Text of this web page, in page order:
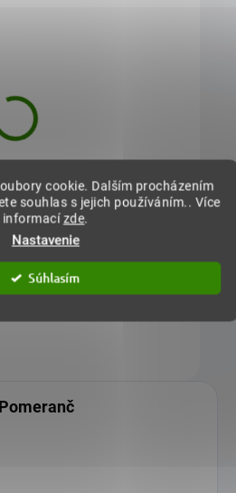
cookie. Dalším procházením
souhlas s jejich používáním.. Více
informacízde.
Nastavenie
Súhlasím
a…
4,12 €
chuť v každém kousku!